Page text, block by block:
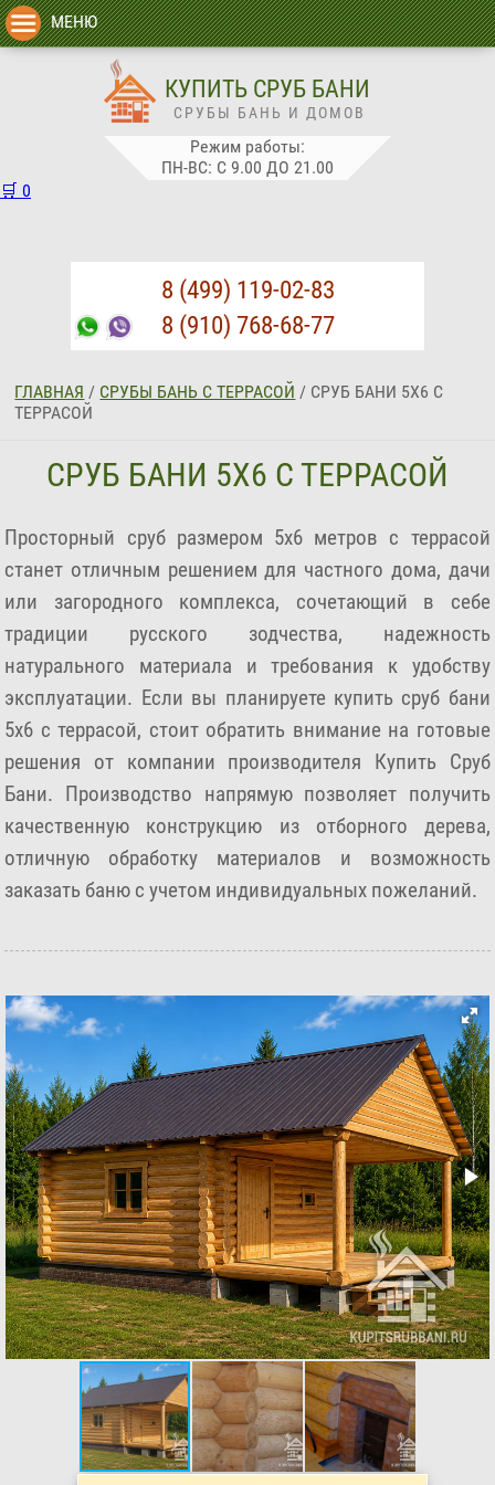
8 (499) 119-02-83
8 (910) 768-68-77
МЕНЮ
КУПИТЬ СРУБ БАНИ
СРУБЫ БАНЬ И ДОМОВ
Режим работы:
ПН-ВС: С 9.00 ДО 21.00
🛒 0
ГЛАВНАЯ / СРУБЫ БАНЬ С ТЕРРАСОЙ / СРУБ БАНИ 5Х6 С
ТЕРРАСОЙ
СРУБ БАНИ 5Х6 С ТЕРРАСОЙ
Просторный сруб размером 5х6 метров с террасой
станет отличным решением для частного дома, дачи
или загородного комплекса, сочетающий в себе
традиции русского зодчества, надежность
натурального материала и требования к удобству
эксплуатации. Если вы планируете купить сруб бани
5х6 с террасой, стоит обратить внимание на готовые
решения от компании производителя Купить Сруб
Бани. Производство напрямую позволяет получить
качественную конструкцию из отборного дерева,
отличную обработку материалов и возможность
заказать баню с учетом индивидуальных пожеланий.